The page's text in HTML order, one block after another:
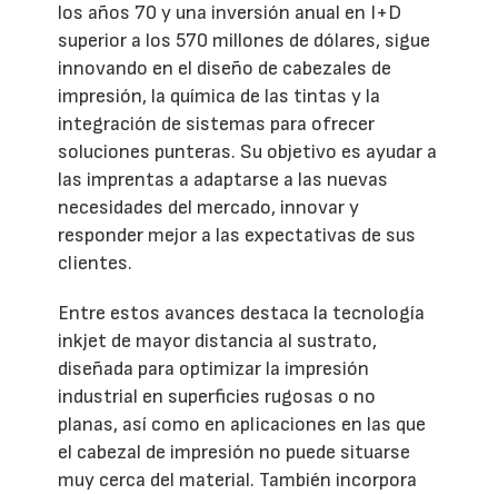
los años 70 y una inversión anual en I+D
superior a los 570 millones de dólares, sigue
innovando en el diseño de cabezales de
impresión, la química de las tintas y la
integración de sistemas para ofrecer
soluciones punteras. Su objetivo es ayudar a
las imprentas a adaptarse a las nuevas
necesidades del mercado, innovar y
responder mejor a las expectativas de sus
clientes.
Entre estos avances destaca la tecnología
inkjet de mayor distancia al sustrato,
diseñada para optimizar la impresión
industrial en superficies rugosas o no
planas, así como en aplicaciones en las que
el cabezal de impresión no puede situarse
muy cerca del material. También incorpora